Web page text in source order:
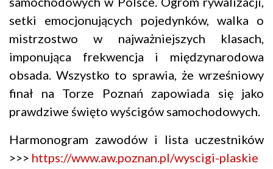
setki emocjonujących pojedynków, walka o
mistrzostwo w najważniejszych klasach,
imponująca frekwencja i międzynarodowa
obsada. Wszystko to sprawia, że wrześniowy
finał na Torze Poznań zapowiada się jako
prawdziwe święto wyścigów samochodowych.
Harmonogram zawodów i lista uczestników
>>> https://www.aw.poznan.pl/wyscigi-plaskie